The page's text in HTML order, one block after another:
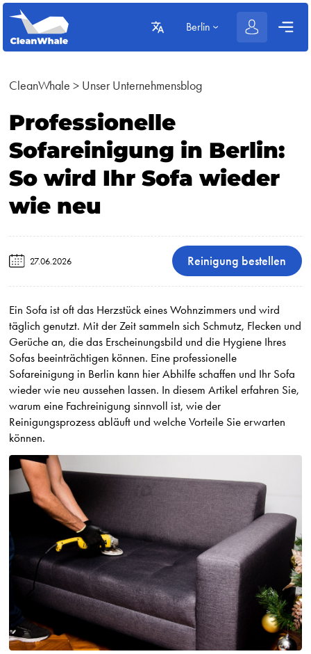
Berlin
CleanWhale > Unser Unternehmensblog
Professionelle
Sofareinigung in Berlin:
So wird Ihr Sofa wieder
wie neu
27.06.2026 Reinigung bestellen
Ein Sofa ist oft das Herzstück eines Wohnzimmers und wird
täglich genutzt. Mit der Zeit sammeln sich Schmutz, Flecken und
Gerüche an, die das Erscheinungsbild und die Hygiene Ihres
Sofas beeinträchtigen können. Eine professionelle
Sofareinigung in Berlin kann hier Abhilfe schaffen und Ihr Sofa
wieder wie neu aussehen lassen. In diesem Artikel erfahren Sie,
warum eine Fachreinigung sinnvoll ist, wie der
Reinigungsprozess abläuft und welche Vorteile Sie erwarten
können.